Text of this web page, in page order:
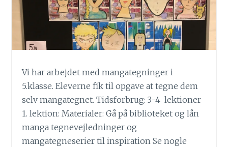
Vi har arbejdet med mangategninger i
5.klasse. Eleverne fik til opgave at tegne dem
selv mangategnet. Tidsforbrug: 3-4 lektioner
1. lektion: Materialer: Gå på biblioteket og lån
manga tegnevejledninger og
mangategneserier til inspiration Se nogle